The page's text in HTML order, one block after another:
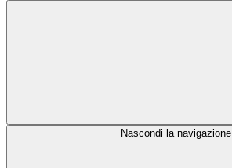
Nascondi la navigazione